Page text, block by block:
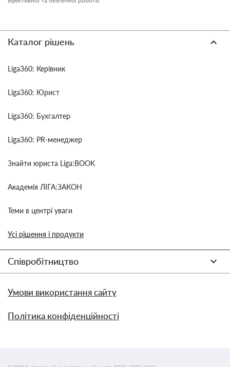
Каталог рішень
Liga360: Керівник
Liga360: Юрист
Liga360: Бухгалтер
Liga360: PR-менеджер
Знайти юриста Liga:BOOK
Академія ЛІГА:ЗАКОН
Теми в центрі уваги
Усі рішення і продукти
Співробітництво
Умови використання сайту
Політика конфіденційності